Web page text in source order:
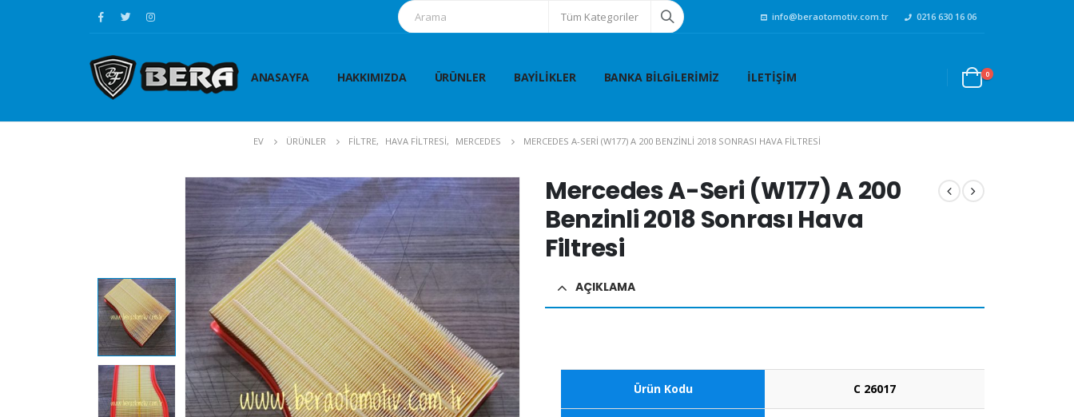
Tüm Kategoriler info@beraotomotiv.com.tr 0216 630 16 06
ANASAYFA HAKKIMIZDA ÜRÜNLER BAYILIKLER BANKA BILGILERIMIZ İLETIŞIM 0
EV ÜRÜNLER FİLTRE, HAVA FİLTRESİ, MERCEDES MERCEDES A-SERI (W177) A 200 BENZINLI 2018 SONRASI HAVA FILTRESI
Mercedes A-Seri (W177) A 200
Benzinli 2018 Sonrası Hava
Filtresi
AÇIKLAMA
Ürün Kodu C 26017